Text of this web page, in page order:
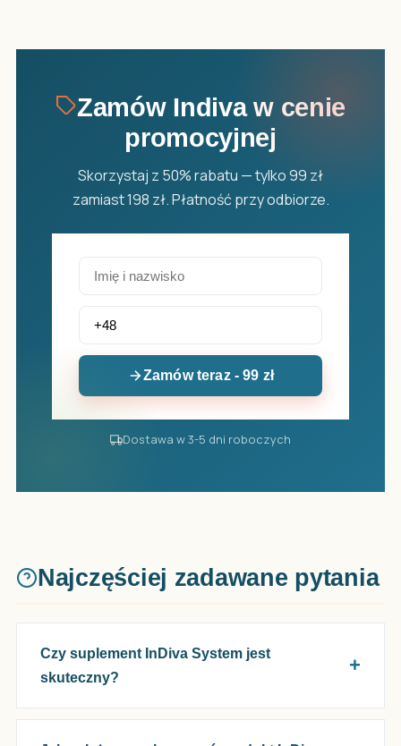
Zamów Indiva w cenie
promocyjnej
Skorzystaj z 50% rabatu — tylko 99 zł
zamiast 198 zł. Płatność przy odbiorze.
Zamów teraz - 99 zł
Dostawa w 3-5 dni roboczych
Najczęściej zadawane pytania
Czy suplement InDiva System jest
skuteczny?